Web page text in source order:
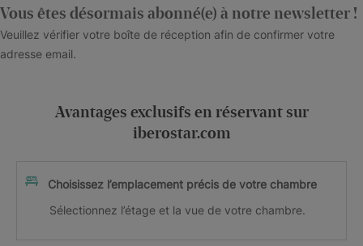
Vous êtes désormais abonné(e) à notre newsletter !
Veuillez vérifier votre boîte de réception afin de confirmer votre
adresse email.
Avantages exclusifs en réservant sur
iberostar.com
Choisissez l’emplacement précis de votre chambre
Sélectionnez l’étage et la vue de votre chambre.